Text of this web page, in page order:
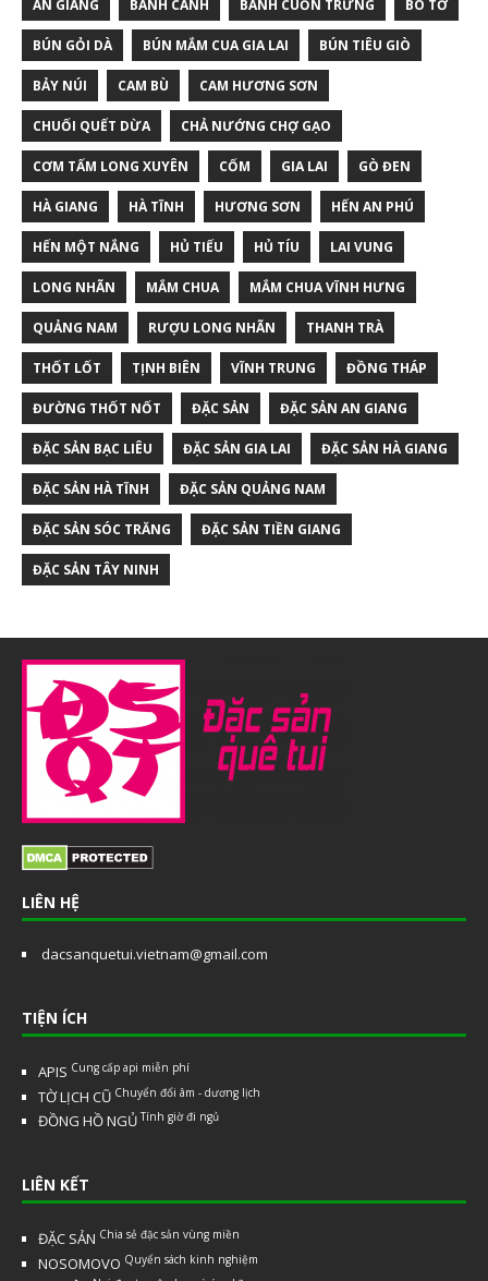
AN GIANG BÁNH CANH BÁNH CUỐN TRỨNG BÒ TƠ
BÚN GỎI DÀ BÚN MẮM CUA GIA LAI BÚN TIÊU GIÒ
BẢY NÚI CAM BÙ CAM HƯƠNG SƠN
CHUỐI QUẾT DỪA CHẢ NƯỚNG CHỢ GẠO
CƠM TẤM LONG XUYÊN CỐM GIA LAI GÒ ĐEN
HÀ GIANG HÀ TĨNH HƯƠNG SƠN HẾN AN PHÚ
HẾN MỘT NẮNG HỦ TIẾU HỦ TÍU LAI VUNG
LONG NHÃN MẮM CHUA MẮM CHUA VĨNH HƯNG
QUẢNG NAM RƯỢU LONG NHÃN THANH TRÀ
THỐT LỐT TỊNH BIÊN VĨNH TRUNG ĐỒNG THÁP
ĐƯỜNG THỐT NỐT ĐẶC SẢN ĐẶC SẢN AN GIANG
ĐẶC SẢN BẠC LIÊU ĐẶC SẢN GIA LAI ĐẶC SẢN HÀ GIANG
ĐẶC SẢN HÀ TĨNH ĐẶC SẢN QUẢNG NAM
ĐẶC SẢN SÓC TRĂNG ĐẶC SẢN TIỀN GIANG
ĐẶC SẢN TÂY NINH
LIÊN HỆ
dacsanquetui.vietnam@gmail.com
TIỆN ÍCH
APIS Cung cấp api miễn phí
TỜ LỊCH CŨ Chuyển đổi âm - dương lịch
ĐỒNG HỒ NGỦ Tính giờ đi ngủ
LIÊN KẾT
ĐẶC SẢN Chia sẻ đặc sản vùng miền
NOSOMOVO Quyển sách kinh nghiệm